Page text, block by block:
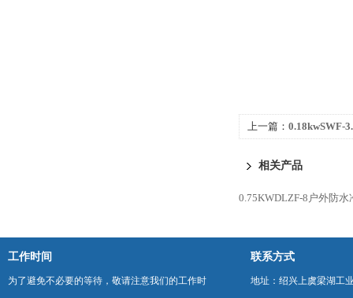
上一篇： 0.18kwSWF-
相关产品
0.75KWDLZF-8户外防
工作时间
为了避免不必要的等待，敬请注意我们的工作时
联系方式
地址：绍兴上虞梁湖工